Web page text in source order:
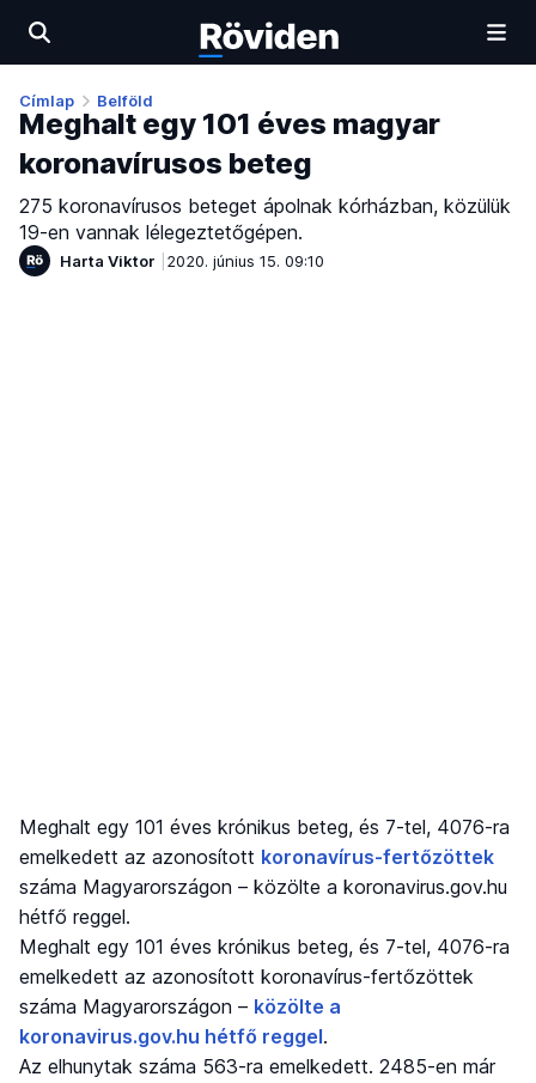
Címlap Belföld
Meghalt egy 101 éves magyar
koronavírusos beteg
275 koronavírusos beteget ápolnak kórházban, közülük
19-en vannak lélegeztetőgépen.
Harta Viktor 2020. június 15. 09:10
Meghalt egy 101 éves krónikus beteg, és 7-tel, 4076-ra
emelkedett az azonosított koronavírus-fertőzöttek
száma Magyarországon – közölte a koronavirus.gov.hu
hétfő reggel.
Meghalt egy 101 éves krónikus beteg, és 7-tel, 4076-ra
emelkedett az azonosított koronavírus-fertőzöttek
száma Magyarországon – közölte a
koronavirus.gov.hu hétfő reggel.
Az elhunytak száma 563-ra emelkedett. 2485-en már